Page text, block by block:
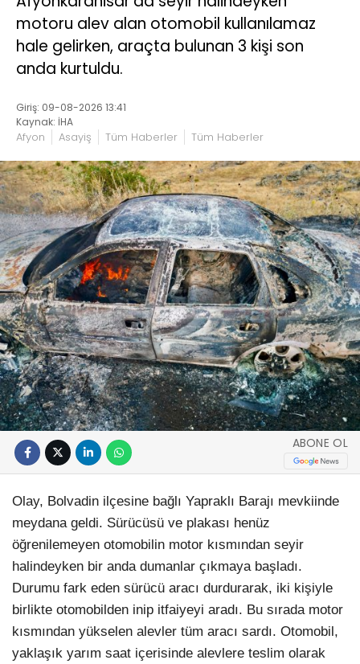
motoru alev alan otomobil kullanılamaz
hale gelirken, araçta bulunan 3 kişi son
anda kurtuldu.
Giriş: 09-08-2026 13:41
Kaynak: İHA
Afyon Asayiş Tüm Haberler Tüm Haberler
ABONE OL
Olay, Bolvadin ilçesine bağlı Yapraklı Barajı mevkiinde
meydana geldi. Sürücüsü ve plakası henüz
öğrenilemeyen otomobilin motor kısmından seyir
halindeyken bir anda dumanlar çıkmaya başladı.
Durumu fark eden sürücü aracı durdurarak, iki kişiyle
birlikte otomobilden inip itfaiyeyi aradı. Bu sırada motor
kısmından yükselen alevler tüm aracı sardı. Otomobil,
yaklaşık yarım saat içerisinde alevlere teslim olarak